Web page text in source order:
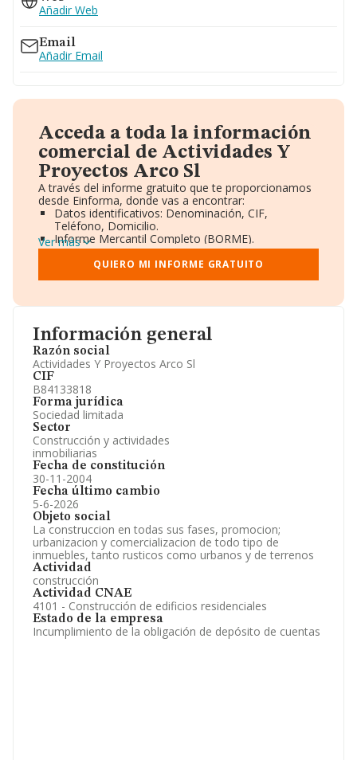
Información general
Razón social
Actividades Y Proyectos Arco Sl
CIF
B84133818
Forma jurídica
Sociedad limitada
Sector
Construcción y actividades
inmobiliarias
Fecha de constitución
30-11-2004
Fecha último cambio
5-6-2026
Objeto social
La construccion en todas sus fases, promocion;
urbanizacion y comercializacion de todo tipo de
inmuebles, tanto rusticos como urbanos y de terrenos
Actividad
construcción
Actividad CNAE
4101 - Construcción de edificios residenciales
Estado de la empresa
Incumplimiento de la obligación de depósito de cuentas
Añadir Web
Email
Añadir Email
Acceda a toda la información
comercial de Actividades Y
Proyectos Arco Sl
A través del informe gratuito que te proporcionamos
desde Einforma, donde vas a encontrar:
Datos identificativos: Denominación, CIF,
Teléfono, Domicilio.
Informe Mercantil Completo (BORME).
Gráficos de Evolución Ventas y Empleados.
Consejo de Administración y Administradores.
Directivos y Ejecutivos.
Información oficial y registral complementaria.
Ver más
QUIERO MI INFORME GRATUITO